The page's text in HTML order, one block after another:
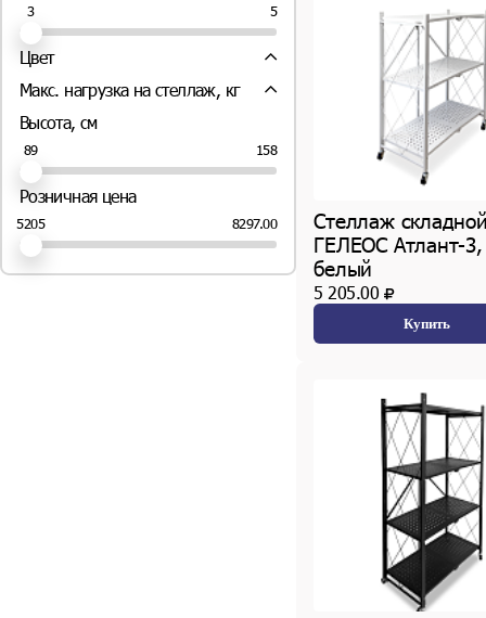
5
3
Цвет
Макс. нагрузка на стеллаж, кг
45 (2шт.)
Высота, см
158
89
Розничная цена
8297.00
5205
Стеллаж
ГЕЛЕОС Атлант-3,
белый
5 205.00
Купить